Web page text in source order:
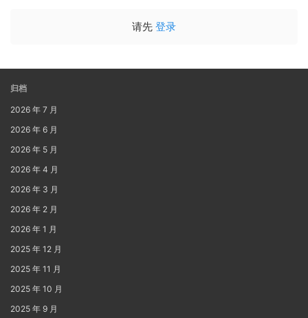
请先 登录
归档
2026 年 7 月
2026 年 6 月
2026 年 5 月
2026 年 4 月
2026 年 3 月
2026 年 2 月
2026 年 1 月
2025 年 12 月
2025 年 11 月
2025 年 10 月
2025 年 9 月